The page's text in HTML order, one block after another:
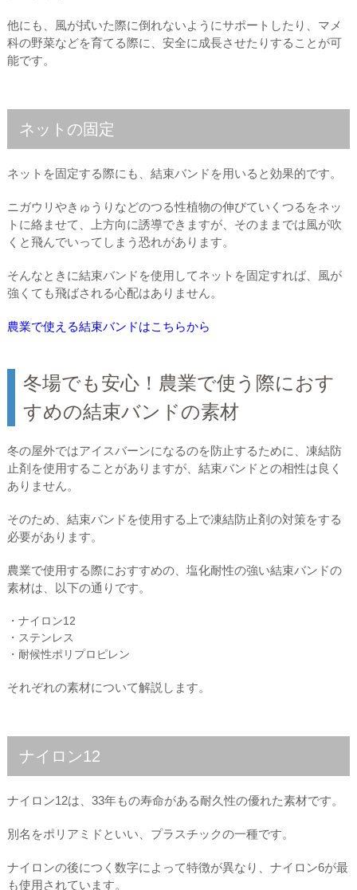
他にも、風が拭いた際に倒れないようにサポートしたり、マメ
科の野菜などを育てる際に、安全に成長させたりすることが可
能です。
ネットの固定
ネットを固定する際にも、結束バンドを用いると効果的です。
ニガウリやきゅうりなどのつる性植物の伸びていくつるをネッ
トに絡ませて、上方向に誘導できますが、そのままでは風が吹
くと飛んでいってしまう恐れがあります。
そんなときに結束バンドを使用してネットを固定すれば、風が
強くても飛ばされる心配はありません。
農業で使える結束バンドはこちらから
冬場でも安心！農業で使う際におす
すめの結束バンドの素材
冬の屋外ではアイスバーンになるのを防止するために、凍結防
止剤を使用することがありますが、結束バンドとの相性は良く
ありません。
そのため、結束バンドを使用する上で凍結防止剤の対策をする
必要があります。
農業で使用する際におすすめの、塩化耐性の強い結束バンドの
素材は、以下の通りです。
・ナイロン12
・ステンレス
・耐候性ポリプロピレン
それぞれの素材について解説します。
ナイロン12
ナイロン12は、33年もの寿命がある耐久性の優れた素材です。
別名をポリアミドといい、プラスチックの一種です。
ナイロンの後につく数字によって特徴が異なり、ナイロン6が最
も使用されています。